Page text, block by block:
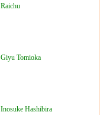
Raichu
Giyu Tomioka
Inosuke Hashibira